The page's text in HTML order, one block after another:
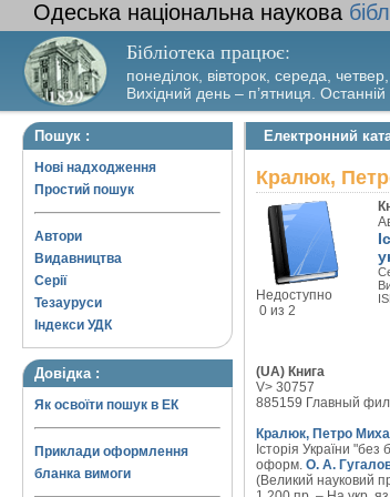
Одеська національна наукова
Бібліотека працює:
понеділок, вівторок, середа,
Вихідний день – п’ятниця.
Пошук :
Нові надходження
Простий пошук
Автори
Видавництва
Серії
Тезауруси
Індекси УДК
Довідка :
Як освоїти пошук в ЕК
Приклади оформлення
бланка вимоги
Електронний
Кралюк,
Недоступно
0 из 2
(UA) Книга
V> 30757
885159 Главный
Кралюк, Петро
Історія України
оформ. О. А.
(Великий науковий